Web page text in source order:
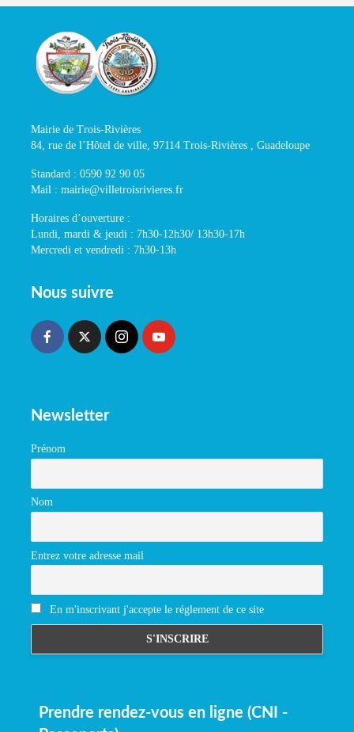
Mairie de Trois-Rivières
84, rue de l’Hôtel de ville, 97114 Trois-Rivières , Guadeloupe
Standard : 0590 92 90 05
Mail : mairie@villetroisrivieres.fr
Horaires d’ouverture :
Lundi, mardi & jeudi : 7h30-12h30/ 13h30-17h
Mercredi et vendredi : 7h30-13h
Nous suivre
Newsletter
Prénom
Nom
Entrez votre adresse mail
En m'inscrivant j'accepte le réglement de ce site
Prendre rendez-vous en ligne (CNI -